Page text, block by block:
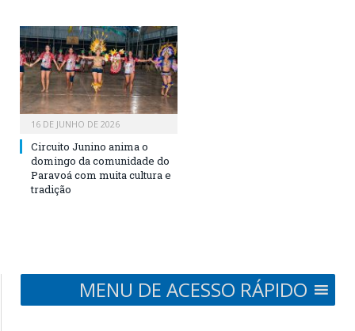
16 DE JUNHO DE 2026
Circuito Junino anima o
domingo da comunidade do
Paravoá com muita cultura e
tradição
MENU DE ACESSO RÁPIDO